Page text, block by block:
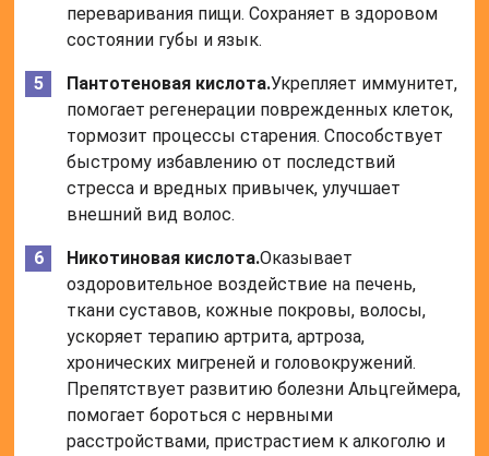
переваривания пищи. Сохраняет в здоровом
состоянии губы и язык.
Пантотеновая кислота.Укрепляет иммунитет,
помогает регенерации поврежденных клеток,
тормозит процессы старения. Способствует
быстрому избавлению от последствий
стресса и вредных привычек, улучшает
внешний вид волос.
Никотиновая кислота.Оказывает
оздоровительное воздействие на печень,
ткани суставов, кожные покровы, волосы,
ускоряет терапию артрита, артроза,
хронических мигреней и головокружений.
Препятствует развитию болезни Альцгеймера,
помогает бороться с нервными
расстройствами, пристрастием к алкоголю и